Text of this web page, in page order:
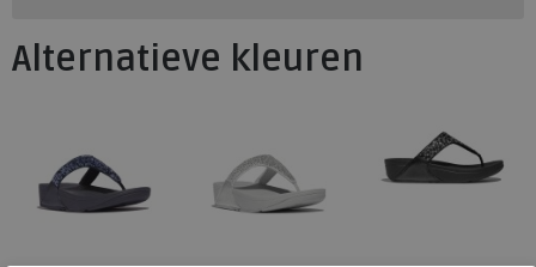
Alternatieve kleuren